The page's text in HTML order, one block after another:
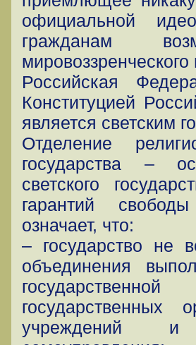
официальной
гражданам
Российская
Конституцией
является светским
Отделение
государства –
светского
гарантий
означает, что:
– государство не
объединения
государственных
учреждений и